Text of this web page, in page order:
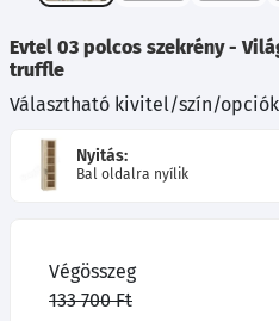
Evtel 03 polcos szekrény -
truffle
Választható kivitel/szín/
Nyitás:
Bal oldalra nyílik
Végösszeg
133 700 Ft